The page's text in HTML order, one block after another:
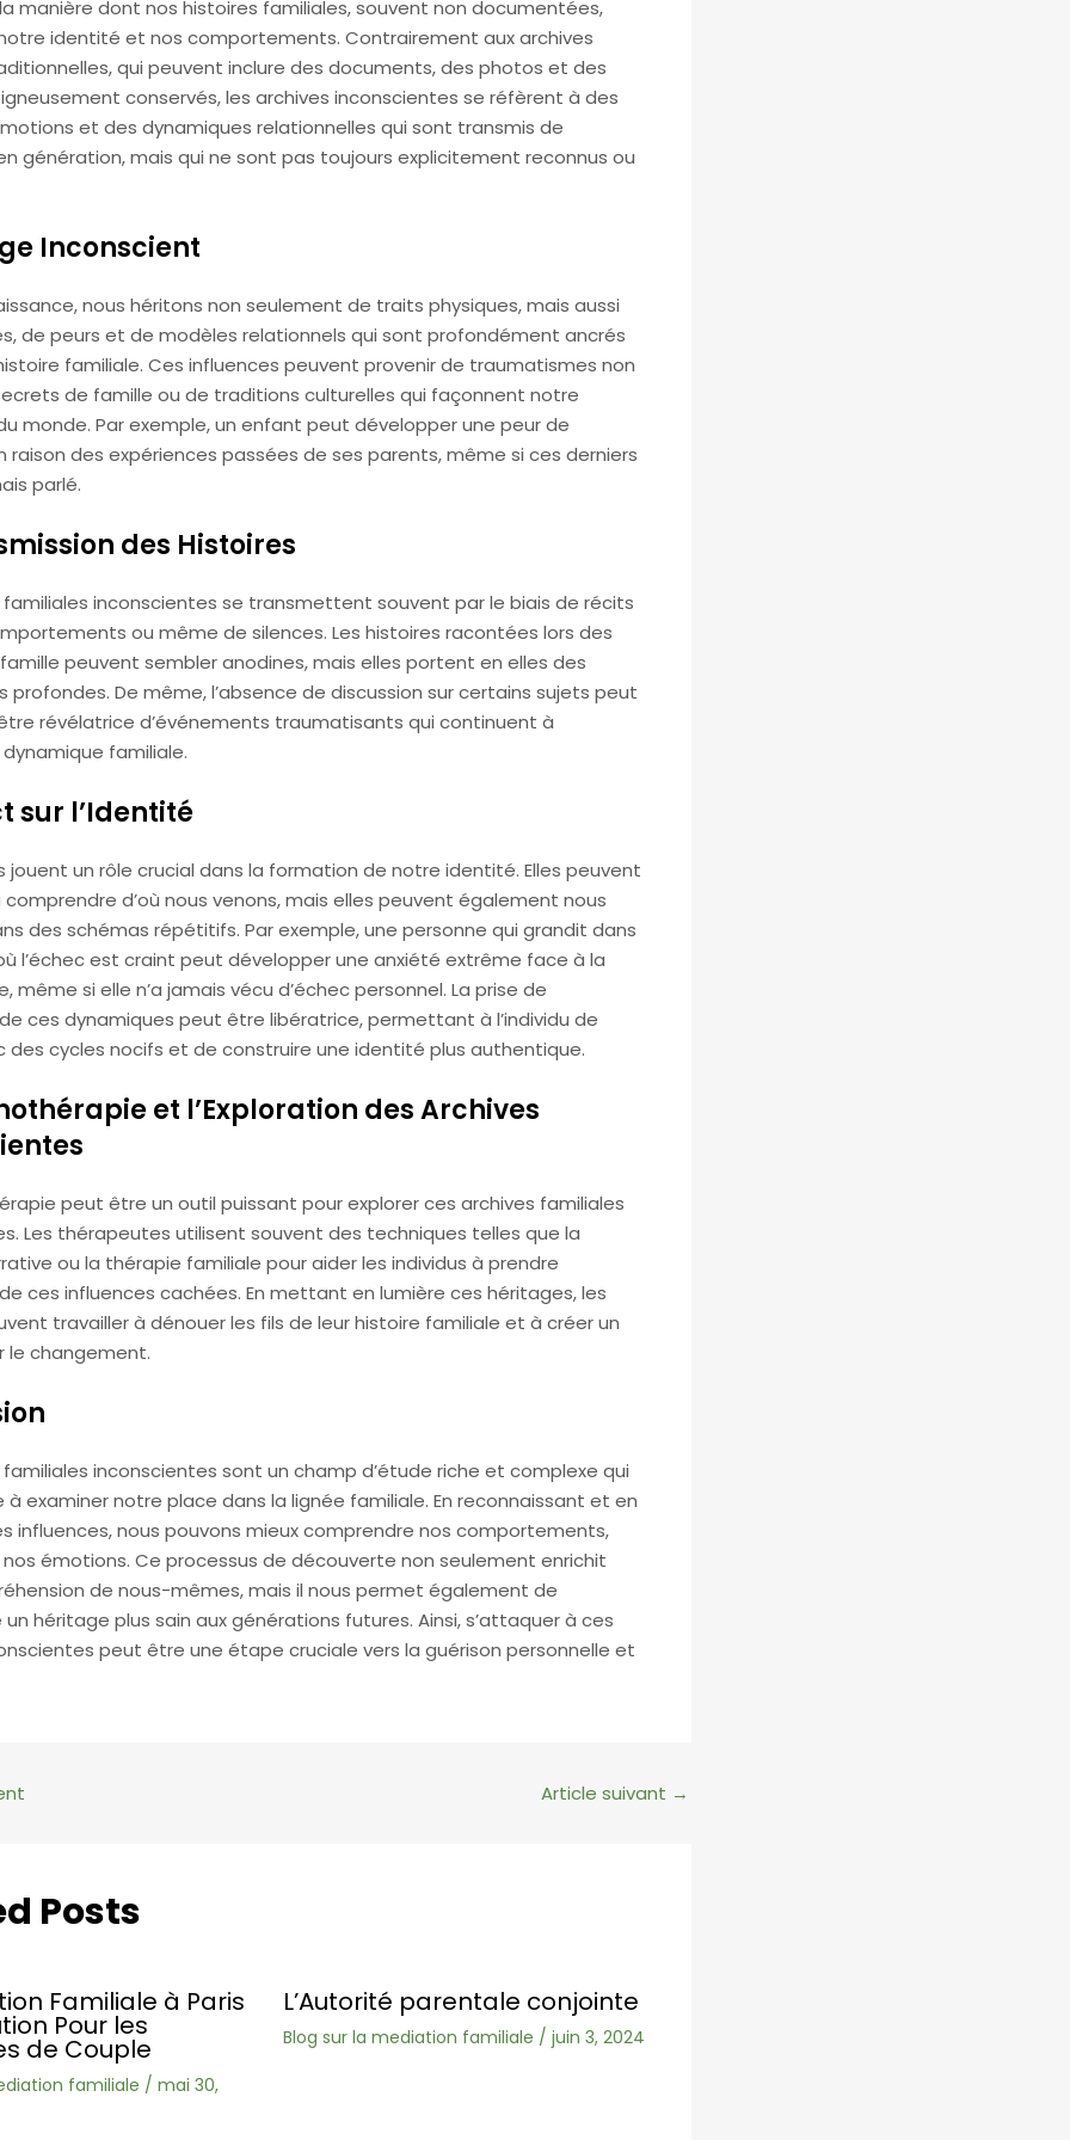
manière dont nos histoires familiales, souvent non documentées,
identité et nos comportements. Contrairement aux archives
qui peuvent inclure des documents, des photos et des
conservés, les archives inconscientes se réfèrent à des
et des dynamiques relationnelles qui sont transmis de
génération, mais qui ne sont pas toujours explicitement reconnus ou
Inconscient
nous héritons non seulement de traits physiques, mais aussi
de peurs et de modèles relationnels qui sont profondément ancrés
familiale. Ces influences peuvent provenir de traumatismes non
de famille ou de traditions culturelles qui façonnent notre
monde. Par exemple, un enfant peut développer une peur de
raison des expériences passées de ses parents, même si ces derniers
parlé.
des Histoires
familiales inconscientes se transmettent souvent par le biais de récits
ou même de silences. Les histoires racontées lors des
peuvent sembler anodines, mais elles portent en elles des
profondes. De même, l’absence de discussion sur certains sujets peut
révélatrice d’événements traumatisants qui continuent à
familiale.
sur l’Identité
jouent un rôle crucial dans la formation de notre identité. Elles peuvent
d’où nous venons, mais elles peuvent également nous
des schémas répétitifs. Par exemple, une personne qui grandit dans
l’échec est craint peut développer une anxiété extrême face à la
même si elle n’a jamais vécu d’échec personnel. La prise de
ces dynamiques peut être libératrice, permettant à l’individu de
des cycles nocifs et de construire une identité plus authentique.
et l’Exploration des Archives
peut être un outil puissant pour explorer ces archives familiales
Les thérapeutes utilisent souvent des techniques telles que la
ou la thérapie familiale pour aider les individus à prendre
ces influences cachées. En mettant en lumière ces héritages, les
travailler à dénouer les fils de leur histoire familiale et à créer un
le changement.
familiales inconscientes sont un champ d’étude riche et complexe qui
à examiner notre place dans la lignée familiale. En reconnaissant et en
influences, nous pouvons mieux comprendre nos comportements,
émotions. Ce processus de découverte non seulement enrichit
de nous-mêmes, mais il nous permet également de
héritage plus sain aux générations futures. Ainsi, s’attaquer à ces
peut être une étape cruciale vers la guérison personnelle et
Article suivant →
Posts
Familiale à Paris
Pour les
de Couple
familiale / mai 30,
L’Autorité parentale conjointe
Blog sur la mediation familiale / juin 3, 2024